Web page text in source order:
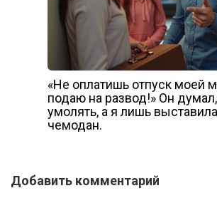
«Не оплатишь отпуск моей
подаю на развод!» Он
умолять, а я лишь
чемодан.
Добавить комментарий